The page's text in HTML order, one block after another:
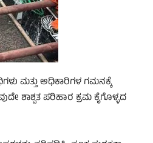
ಮತ್ತು ಅಧಿಕಾರಿಗಳ ಗಮನಕ್ಕೆ
ಶಾಶ್ವತ ಪರಿಹಾರ ಕ್ರಮ ಕೈಗೊಳ್ಳದ